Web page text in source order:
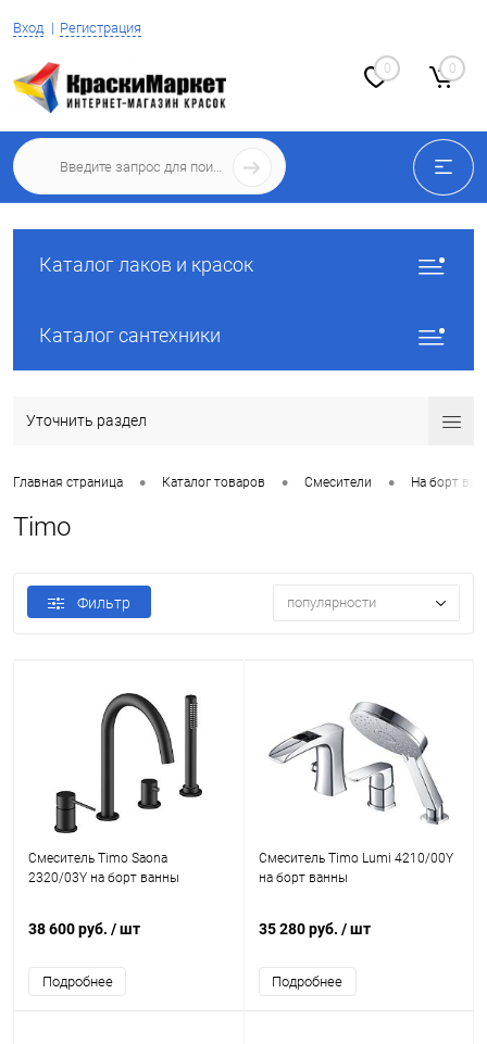
Вход Регистрация
0 0
Каталог лаков и красок
Каталог сантехники
Уточнить раздел
Главная страница • Каталог товаров • Смесители • На борт
Timo
Фильтр популярности
Смеситель Timo Saona
2320/03Y на борт ванны
38 600 руб. / шт
Подробнее
Смеситель Timo Lumi 4210/00Y
на борт ванны
35 280 руб. / шт
Подробнее